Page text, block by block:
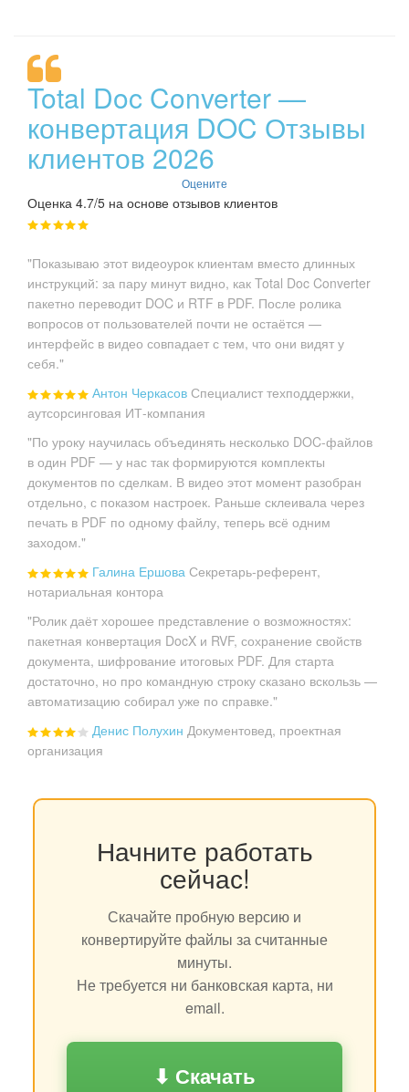
Total Doc Converter —
конвертация DOC Отзывы
клиентов 2026
Оцените
Оценка 4.7/5 на основе отзывов клиентов
"Показываю этот видеоурок клиентам вместо длинных
инструкций: за пару минут видно, как Total Doc Converter
пакетно переводит DOC и RTF в PDF. После ролика
вопросов от пользователей почти не остаётся —
интерфейс в видео совпадает с тем, что они видят у
себя."
Антон Черкасов Специалист техподдержки,
аутсорсинговая ИТ-компания
"По уроку научилась объединять несколько DOC-файлов
в один PDF — у нас так формируются комплекты
документов по сделкам. В видео этот момент разобран
отдельно, с показом настроек. Раньше склеивала через
печать в PDF по одному файлу, теперь всё одним
заходом."
Галина Ершова Секретарь-референт,
нотариальная контора
"Ролик даёт хорошее представление о возможностях:
пакетная конвертация DocX и RVF, сохранение свойств
документа, шифрование итоговых PDF. Для старта
достаточно, но про командную строку сказано вскользь —
автоматизацию собирал уже по справке."
Денис Полухин Документовед, проектная
организация
Начните работать
сейчас!
Скачайте пробную версию и
конвертируйте файлы за считанные
минуты.
Не требуется ни банковская карта, ни
email.
⬇ Скачать